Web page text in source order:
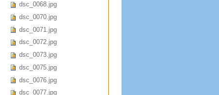
dsc_0068.jpg
dsc_0070.jpg
dsc_0071.jpg
dsc_0072.jpg
dsc_0073.jpg
dsc_0075.jpg
dsc_0076.jpg
dsc_0077.jpg